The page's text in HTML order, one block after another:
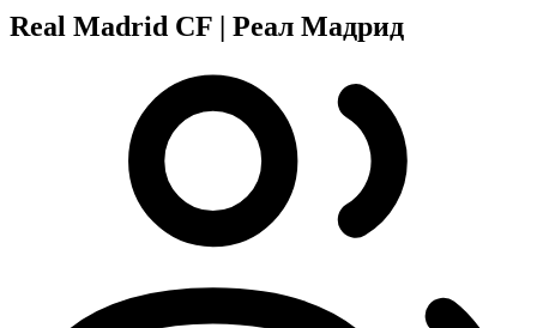
Real Madrid CF | Реал Мадрид